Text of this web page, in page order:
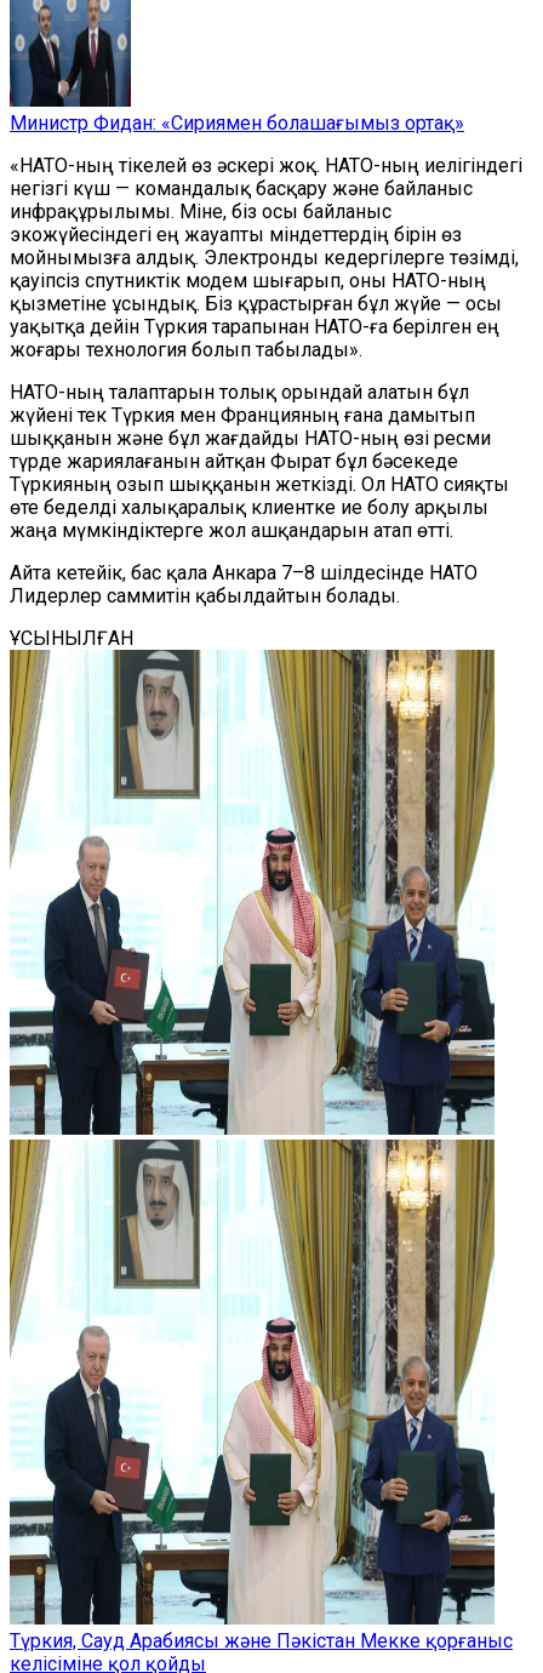
Министр Фидан: «Сириямен болашағымыз ортақ»
«НАТО-ның тікелей өз әскері жоқ. НАТО-ның иелігіндегі
негізгі күш — командалық басқару және байланыс
инфрақұрылымы. Міне, біз осы байланыс
экожүйесіндегі ең жауапты міндеттердің бірін өз
мойнымызға алдық. Электронды кедергілерге төзімді,
қауіпсіз спутниктік модем шығарып, оны НАТО-ның
қызметіне ұсындық. Біз құрастырған бұл жүйе — осы
уақытқа дейін Түркия тарапынан НАТО-ға берілген ең
жоғары технология болып табылады».
НАТО-ның талаптарын толық орындай алатын бұл
жүйені тек Түркия мен Францияның ғана дамытып
шыққанын және бұл жағдайды НАТО-ның өзі ресми
түрде жариялағанын айтқан Фырат бұл бәсекеде
Түркияның озып шыққанын жеткізді. Ол НАТО сияқты
өте беделді халықаралық клиентке ие болу арқылы
жаңа мүмкіндіктерге жол ашқандарын атап өтті.
Айта кетейік, бас қала Анкара 7–8 шілдесінде НАТО
Лидерлер саммитін қабылдайтын болады.
ҰСЫНЫЛҒАН
Түркия, Сауд Арабиясы және Пәкістан Мекке қорғаныс
келісіміне қол қойды